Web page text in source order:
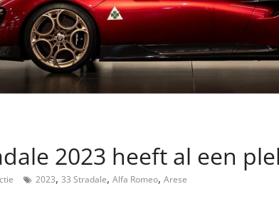
2023 heeft al een
2023, 33 Stradale, Alfa Romeo, Arese